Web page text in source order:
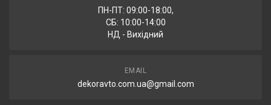
ПН-ПТ: 09:00-18:00,
СБ: 10:00-14:00
НД - Вихідний
EMAIL
dekoravto.com.ua@gmail.com